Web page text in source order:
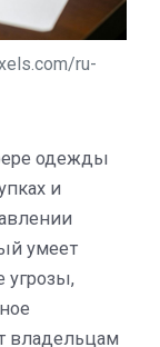
ru-
одежды
и
умеет
угрозы,
владельцам